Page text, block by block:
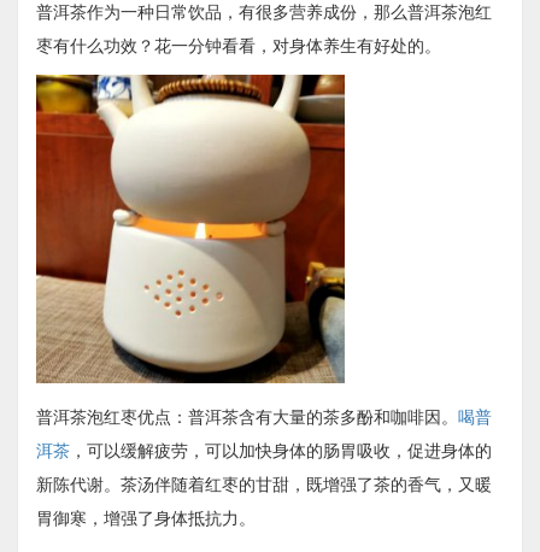
普洱茶作为一种日常饮品，有很多营养成份，那么普洱茶泡红
枣有什么功效？花一分钟看看，对身体养生有好处的。
普洱茶泡红枣优点：普洱茶含有大量的茶多酚和咖啡因。 喝普
洱茶 ，可以缓解疲劳，可以加快身体的肠胃吸收，促进身体的
新陈代谢。茶汤伴随着红枣的甘甜，既增强了茶的香气，又暖
胃御寒，增强了身体抵抗力。